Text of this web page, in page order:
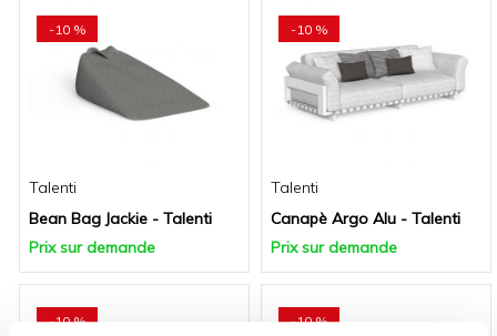
-10 %
Talenti
Bean Bag Jackie - Talenti
Prix sur demande
-10 %
Talenti
Canapè Argo Alu - Talenti
Prix sur demande
-10 % -10 %